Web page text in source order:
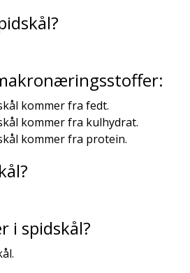
kommer fra fedt.
kommer fra kulhydrat.
kommer fra protein.
i spidskål?